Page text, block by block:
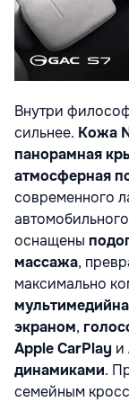
Внутри
сильнее. Кожа
панорамная
атмосферная
современного
оснащены
массажа,
максимально
экраном,
Apple CarPlay и
динамиками.
семейным